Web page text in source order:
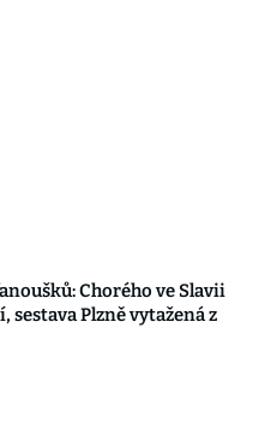
Chorého ve Slavii
sestava Plzně vytažená z